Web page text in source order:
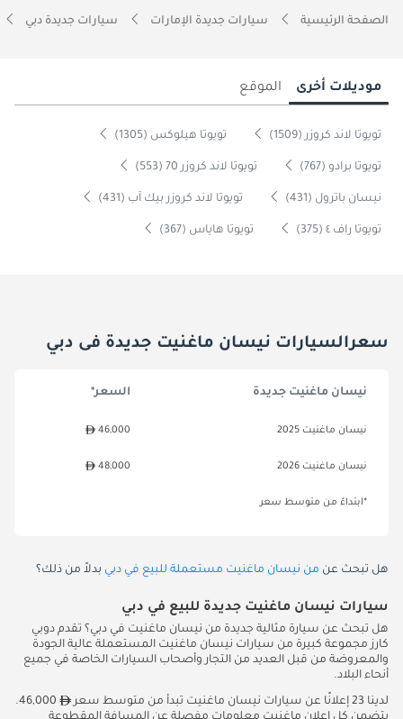
الصفحة الرئيسية سيارات جديدة الإمارات سيارات جديدة دبي
موديلات أخرى الموقع
تويوتا لاند كروزر (1509) تويوتا هيلوكس (1305)
تويوتا برادو (767) تويوتا لاند كروزر 70 (553)
نيسان باترول (431) تويوتا لاند كروزر بيك آب (431)
تويوتا راف ٤ (375) تويوتا هاياس (367)
سعرالسيارات نيسان ماغنيت جديدة فى دبي
نيسان ماغنيت جديدة السعر*
نيسان ماغنيت 2025 46,000
نيسان ماغنيت 2026 48,000
*ابتداءً من متوسط سعر
هل تبحث عن من نيسان ماغنيت مستعملة للبيع في دبي بدلاً من ذلك؟
سيارات نيسان ماغنيت جديدة للبيع في دبي
هل تبحث عن سيارة مثالية جديدة من نيسان ماغنيت في دبي؟ تقدم دوبي
كارز مجموعة كبيرة من سيارات نيسان ماغنيت المستعملة عالية الجودة
والمعروضة من قبل العديد من التجار وأصحاب السيارات الخاصة في جميع
أنحاء البلاد.
لدينا 23 إعلانًا عن سيارات نيسان ماغنيت تبدأ من متوسط سعر
46,000.